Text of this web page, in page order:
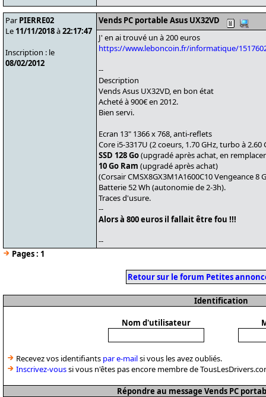
Par PIERRE02
Le 11/11/2018à22:17:47
Inscription : le
08/02/2012
Vends PC portable Asus UX32VD
J' en ai trouvé un à 200 euros
https://www.leboncoin.fr/informatique/
--
Description
Vends Asus UX32VD, en bon état
Acheté à 900€ en 2012.
Bien servi.
Ecran 13" 1366 x 768, anti-reflets
Core i5-3317U (2 coeurs, 1.70 GHz, turbo à 2.60
SSD 128 Go(upgradé après achat, en
10 Go Ram (upgradé après achat)
(Corsair CMSX8GX3M1A1600C10 Vengeance 8
Batterie 52 Wh (autonomie de 2-3h).
Traces d'usure.
--
Alors à 800 euros il fallait être fou !!!
--
Pages : 1
Retour sur le forum Petites
Identification
Nom d'utilisateur
Recevez vos identifiants par e-mailsi vous les avez oubliés.
Inscrivez-voussi vous n'êtes pas encore membre de
Répondre au message Vends PC